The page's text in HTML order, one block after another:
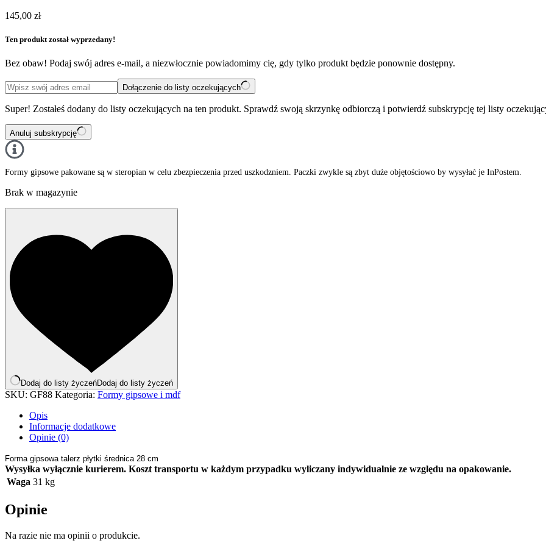
145,00 zł
Ten produkt został wyprzedany!
Bez obaw! Podaj swój adres e-mail, a niezwłocznie powiadomimy cię, gdy tylko produkt będzie ponownie dostępny.
Dołączenie do listy oczekujących
Super! Zostałeś dodany do listy oczekujących na ten produkt. Sprawdź swoją skrzynkę odbiorczą i potwierdź subskrypcję tej listy
Anuluj subskrypcję
Formy gipsowe pakowane są w steropian w celu zbezpieczenia przed uszkodzniem. Paczki zwykle są zbyt duże objętościowo by wysyłać je InPostem.
Brak w magazynie
Dodaj do listy życzeńDodaj do listy życzeń
SKU: GF88 Kategoria: Formy gipsowe i mdf
Opis
Informacje dodatkowe
Opinie (0)
Forma gipsowa talerz płytki średnica 28 cm
Wysyłka wyłącznie kurierem. Koszt transportu w każdym przypadku wyliczany indywidualnie ze względu na opakowanie.
Waga 31 kg
Opinie
Na razie nie ma opinii o produkcie.